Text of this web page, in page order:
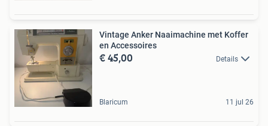
Vintage Anker Naaimachine met Koffer
en Accessoires
€ 45,00 Details
Blaricum 11 jul 26